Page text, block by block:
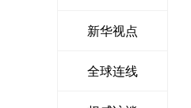
新华视点
全球连线